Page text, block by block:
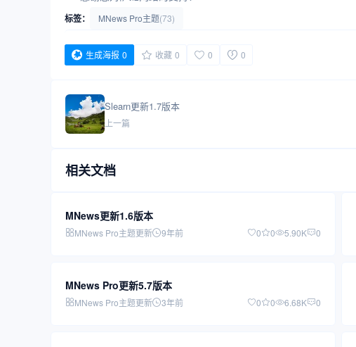
标签： MNews Pro主题(73)
生成海报 0 收藏 0 0 0
Slearn更新1.7版本
上一篇
相关文档
MNews更新1.6版本
MNews Pro主题更新 9年前 0 0 5.90K 0
MNews Pro更新5.7版本
MNews Pro主题更新 3年前 0 0 6.68K 0